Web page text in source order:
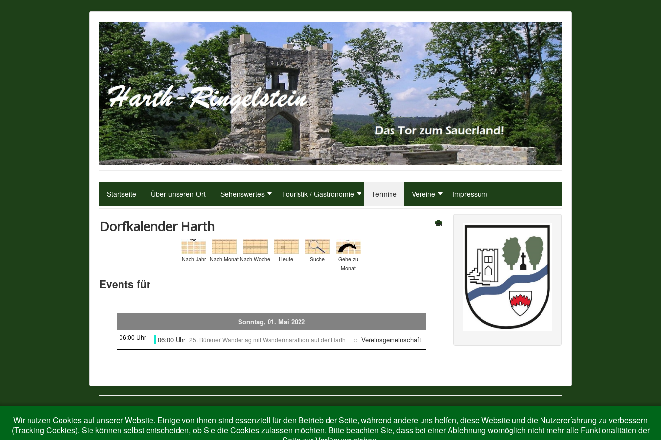
Startseite Über unseren Ort Sehenswertes Touristik / Gastronomie Termine Vereine Impressum
Dorfkalender Harth
Nach Jahr Nach Monat Nach Woche Heute Suche
Gehe zu
Monat
Events für
Sonntag, 01. Mai 2022
06:00 Uhr 06:00 Uhr 25. Bürener Wandertag mit Wandermarathon auf der Harth :: Vereinsgemeinschaft
Wir nutzen Cookies auf unserer Website. Einige von ihnen sind essenziell für den Betrieb der Seite, während andere uns helfen, diese Website und die Nutzererfahrung zu verbessern
(Tracking Cookies). Sie können selbst entscheiden, ob Sie die Cookies zulassen möchten. Bitte beachten Sie, dass bei einer Ablehnung womöglich nicht mehr alle Funktionalitäten der